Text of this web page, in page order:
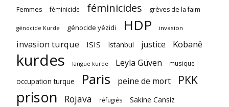
Femmes féminicide féminicides grèves de la faim
génocide Kurde génocide yézidi HDP invasion
invasion turque ISIS Istanbul justice Kobanê
kurdes langue kurde Leyla Güven musique
occupation turque Paris peine de mort PKK
prison Rojava réfugiés Sakine Cansiz